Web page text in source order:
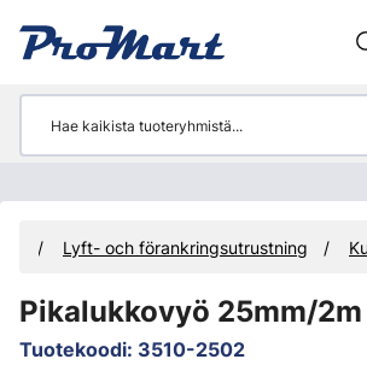
Lyft- och förankringsutrustning
Pikalukkovyö 25mm/2m
Tuotekoodi: 3510-2502